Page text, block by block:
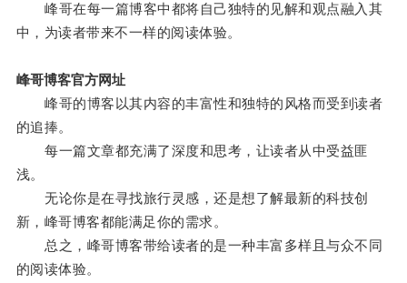
峰哥在每一篇博客中都将自己独特的见解和观点融入其
中，为读者带来不一样的阅读体验。
峰哥博客官方网址
峰哥的博客以其内容的丰富性和独特的风格而受到读者
的追捧。
每一篇文章都充满了深度和思考，让读者从中受益匪
浅。
无论你是在寻找旅行灵感，还是想了解最新的科技创
新，峰哥博客都能满足你的需求。
总之，峰哥博客带给读者的是一种丰富多样且与众不同
的阅读体验。